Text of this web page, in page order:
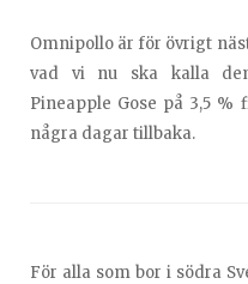
Omnipollo är för övrigt
vad vi nu ska kalla
Pineapple Gose på 3,5
några dagar tillbaka.
För alla som bor i södra